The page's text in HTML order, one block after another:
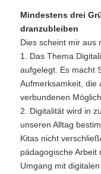
Mindestens drei
dranzubleiben
Dies scheint mir aus
1. Das Thema
aufgelegt. Es macht
Aufmerksamkeit, die
verbundenen
2. Digitalität wird in
unseren Alltag
Kitas nicht
pädagogische Arbeit
Umgang mit